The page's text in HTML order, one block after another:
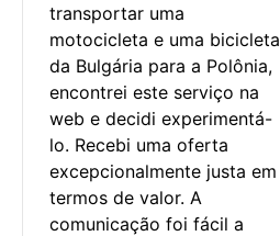
transportar uma
motocicleta e uma bicicleta
da Bulgária para a Polônia,
encontrei este serviço na
web e decidi experimentá-
lo. Recebi uma oferta
excepcionalmente justa em
termos de valor. A
comunicação foi fácil a